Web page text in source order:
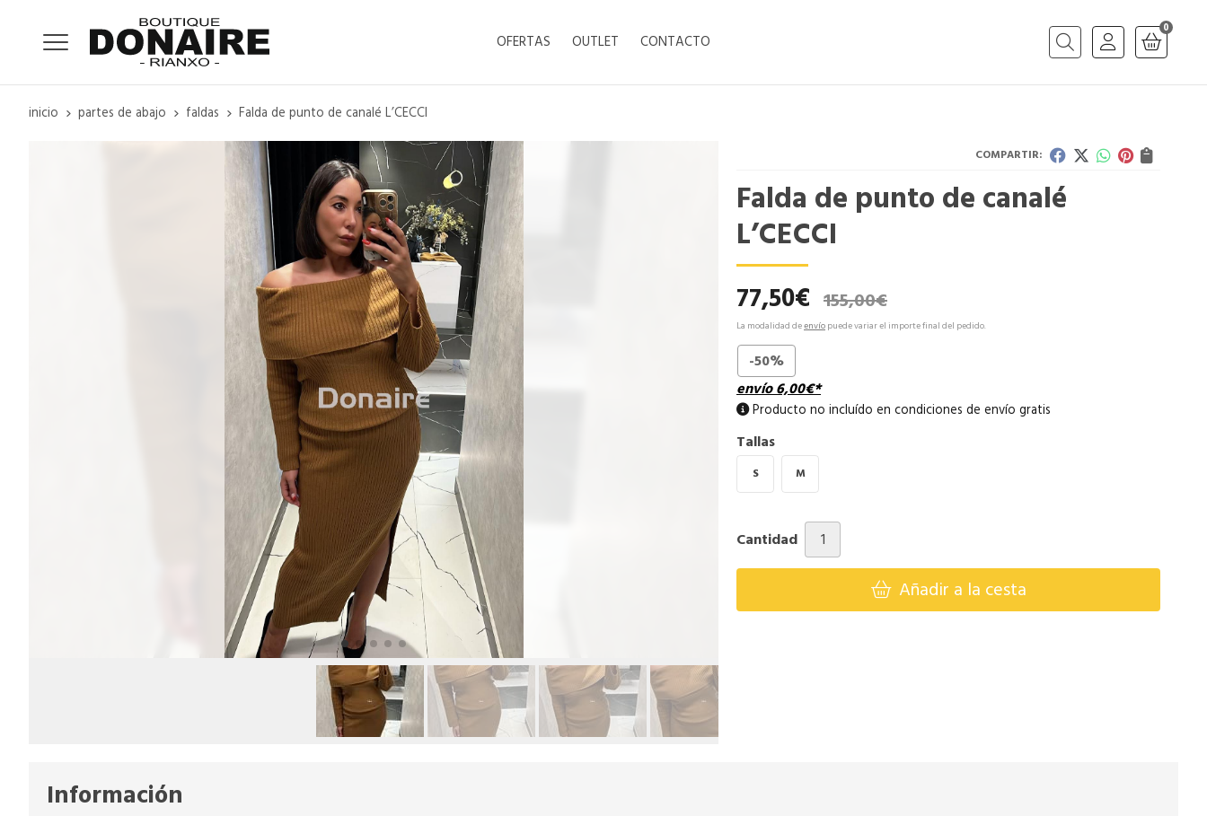
OFERTAS OUTLET CONTACTO Buscar
0
inicio partes de abajo faldas Falda de punto de canalé L’CECCI
COMPARTIR:
Falda de punto de canalé
L’CECCI
77,50€ 155,00€
La modalidad deenvío puede variar el importe final del pedido.
-50%
envío6,00€*
Producto no incluído en condiciones de envío gratis
Tallas
S M
Cantidad
Añadir a la cesta
Información